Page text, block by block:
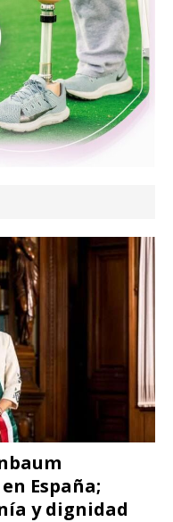
España;
y dignidad